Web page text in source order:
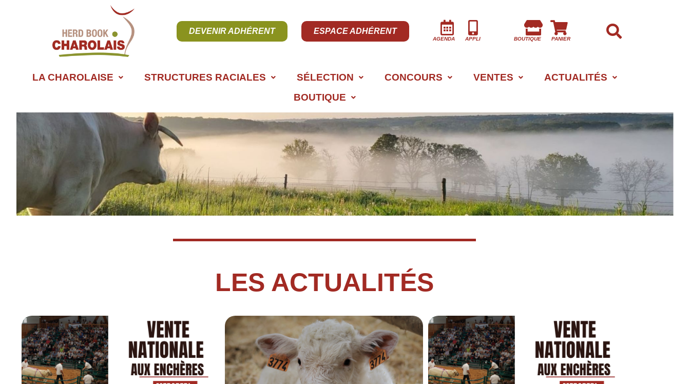
DEVENIR ADHÉRENT ESPACE ADHÉRENT
AGENDA APPLI BOUTIQUE PANIER
LA CHAROLAISE STRUCTURES RACIALES SÉLECTION CONCOURS VENTES
ACTUALITÉS
BOUTIQUE
LES ACTUALITÉS